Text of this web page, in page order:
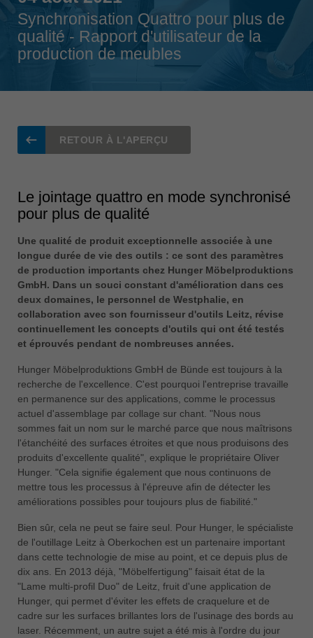
Singapore
english
Slovenija
Suomi
Taiwan
türkçe
USA
Việt Nam
tiếng việt
中国
中文
ประเทศไทย
Україна
yкраїнська
Synchronisation Quattro pour plus de
qualité - Rapport d'utilisateur de la
production de meubles
RETOUR À L'APERÇU
Le jointage quattro en mode synchronisé
pour plus de qualité
Une qualité de produit exceptionnelle associée à une
longue durée de vie des outils : ce sont des paramètres
de production importants chez Hunger Möbelproduktions
GmbH. Dans un souci constant d'amélioration dans ces
deux domaines, le personnel de Westphalie, en
collaboration avec son fournisseur d'outils Leitz, révise
continuellement les concepts d'outils qui ont été testés
et éprouvés pendant de nombreuses années.
Hunger Möbelproduktions GmbH de Bünde est toujours à la
recherche de l'excellence. C'est pourquoi l'entreprise travaille
en permanence sur des applications, comme le processus
actuel d'assemblage par collage sur chant. "Nous nous
sommes fait un nom sur le marché parce que nous maîtrisons
l'étanchéité des surfaces étroites et que nous produisons des
produits d'excellente qualité", explique le propriétaire Oliver
Hunger. "Cela signifie également que nous continuons de
mettre tous les processus à l'épreuve afin de détecter les
améliorations possibles pour toujours plus de fiabilité."
Bien sûr, cela ne peut se faire seul. Pour Hunger, le spécialiste
de l'outillage Leitz à Oberkochen est un partenaire important
dans cette technologie de mise au point, et ce depuis plus de
dix ans. En 2013 déjà, "Möbelfertigung" faisait état de la
"Lame multi-profil Duo" de Leitz, fruit d'une application de
Hunger, qui permet d'éviter les effets de craquelure et de
cadre sur les surfaces brillantes lors de l'usinage des bords au
laser. Récemment, un autre sujet a été mis à l'ordre du jour